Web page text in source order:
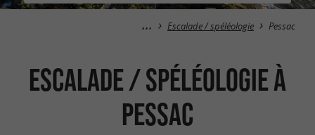
Escalade / spéléologie Pessac
Escalade / spéléologie à
Pessac